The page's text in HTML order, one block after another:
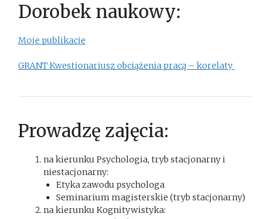
Dorobek naukowy:
Moje publikacje
GRANT Kwestionariusz obciążenia pracą – korelaty
Prowadzę zajęcia:
na kierunku Psychologia, tryb stacjonarny i
niestacjonarny:
Etyka zawodu psychologa
Seminarium magisterskie (tryb stacjonarny)
na kierunku Kognitywistyka: